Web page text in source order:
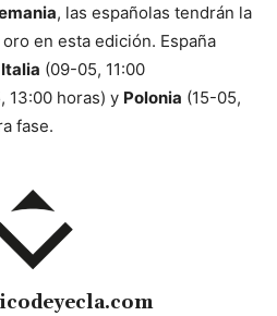
, las españolas tendrán la
en esta edición. España
Italia (09-05, 11:00
13:00 horas) y Polonia (15-05,
fase.